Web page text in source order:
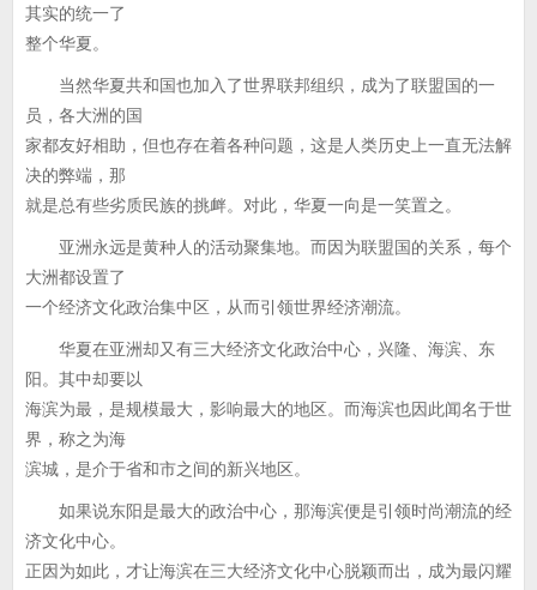
其实的统一了
整个华夏。
当然华夏共和国也加入了世界联邦组织，成为了联盟国的一
员，各大洲的国
家都友好相助，但也存在着各种问题，这是人类历史上一直无法解
决的弊端，那
就是总有些劣质民族的挑衅。对此，华夏一向是一笑置之。
亚洲永远是黄种人的活动聚集地。而因为联盟国的关系，每个
大洲都设置了
一个经济文化政治集中区，从而引领世界经济潮流。
华夏在亚洲却又有三大经济文化政治中心，兴隆、海滨、东
阳。其中却要以
海滨为最，是规模最大，影响最大的地区。而海滨也因此闻名于世
界，称之为海
滨城，是介于省和市之间的新兴地区。
如果说东阳是最大的政治中心，那海滨便是引领时尚潮流的经
济文化中心。
正因为如此，才让海滨在三大经济文化中心脱颖而出，成为最闪耀